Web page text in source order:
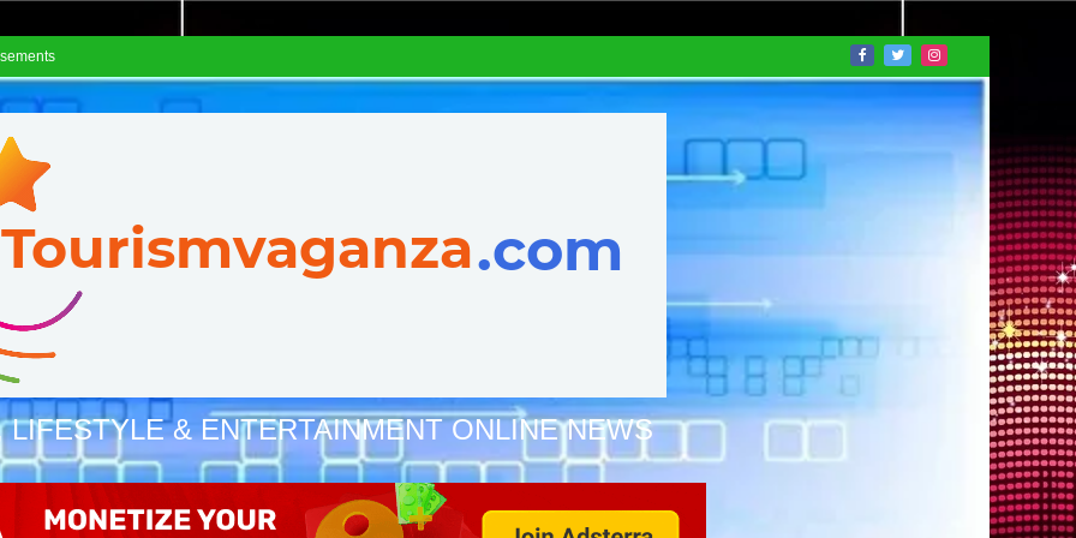
LIFESTYLE & ENTERTAINMENT ONLINE NEWS